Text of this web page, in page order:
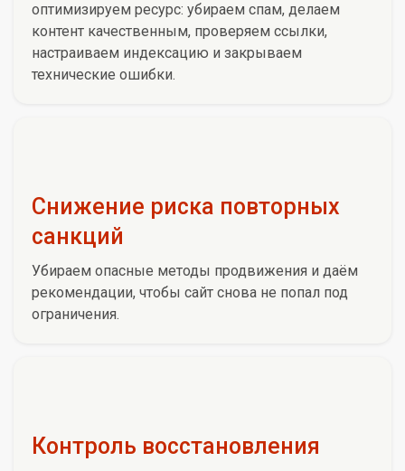
оптимизируем ресурс: убираем спам, делаем
контент качественным, проверяем ссылки,
настраиваем индексацию и закрываем
технические ошибки.
Снижение риска повторных
санкций
Убираем опасные методы продвижения и даём
рекомендации, чтобы сайт снова не попал под
ограничения.
Контроль восстановления